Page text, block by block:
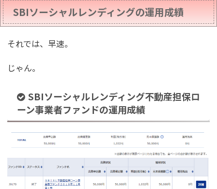
SBIソーシャルレンディングの運用成績
それでは、早速。
じゃん。
SBIソーシャルレンディング不動産担保ロ
ーン事業者ファンドの運用成績